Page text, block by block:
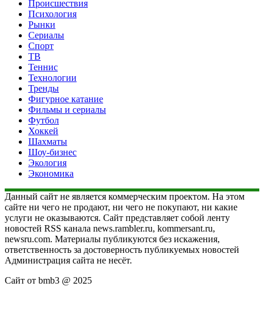
Происшествия
Психология
Рынки
Сериалы
Спорт
ТВ
Теннис
Технологии
Тренды
Фигурное катание
Фильмы и сериалы
Футбол
Хоккей
Шахматы
Шоу-бизнес
Экология
Экономика
Данный сайт не является коммерческим проектом. На этом
сайте ни чего не продают, ни чего не покупают, ни какие
услуги не оказываются. Сайт представляет собой ленту
новостей RSS канала news.rambler.ru, kommersant.ru,
newsru.com. Материалы публикуются без искажения,
ответственность за достоверность публикуемых новостей
Администрация сайта не несёт.
Сайт от bmb3 @ 2025